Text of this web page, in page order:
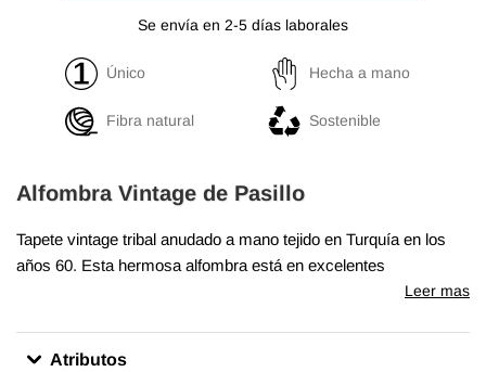
Se envía en 2-5 días laborales
Único Hecha a mano
Fibra natural Sostenible
Alfombra Vintage de Pasillo
Tapete vintage tribal anudado a mano tejido en Turquía en los
años 60. Esta hermosa alfombra está en excelentes
condiciones y es perfecta tanto para ambientes modernosLeer mas
Atributos